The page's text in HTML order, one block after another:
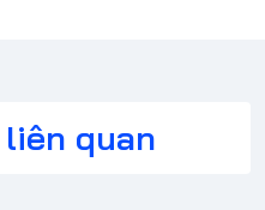
liên quan